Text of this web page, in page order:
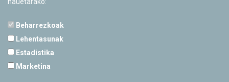
Beharrezkoak
Lehentasunak
Estadistika
Marketina